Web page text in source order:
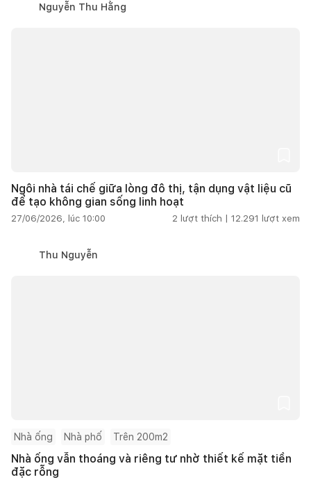
Nguyễn Thu Hằng
Ngôi nhà tái chế giữa lòng đô thị, tận dụng vật liệu cũ
để tạo không gian sống linh hoạt
27/06/2026, lúc 10:00 2 lượt thích | 12.291 lượt xem
Thu Nguyễn
Nhà ống Nhà phố Trên 200m2
Nhà ống vẫn thoáng và riêng tư nhờ thiết kế mặt tiền
đặc rỗng